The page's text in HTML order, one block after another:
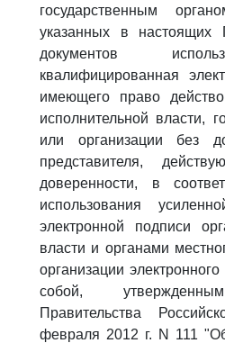
государственным
указанных в настоящих
документов
квалифицированная
имеющего право
исполнительной власти,
или организации без
представителя,
доверенности, в
использования
электронной подписи
власти и органами
организации
собой,
Правительства
февраля 2012 г. N 111